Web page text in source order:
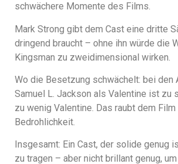
schwächere Momente des Films.
Mark Strong gibt dem Cast eine dritte
dringend braucht – ohne ihn würde die
Kingsman zu zweidimensional wirken.
Wo die Besetzung schwächelt: bei den
Samuel L. Jackson als Valentine ist zu
zu wenig Valentine. Das raubt dem Film
Bedrohlichkeit.
Insgesamt: Ein Cast, der solide genug
zu tragen – aber nicht brillant genug,